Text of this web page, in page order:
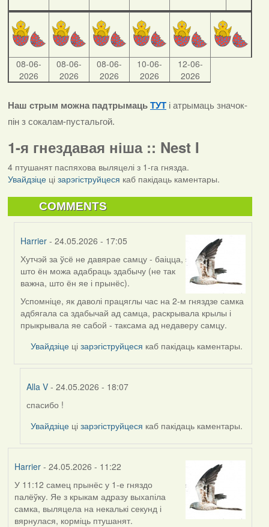
08-06-
2026
08-06-
2026
08-06-
2026
10-06-
2026
12-06-
2026
Наш стрым можна падтрымаць ТУТ і атрымаць значок-
пін з сокалам-пустальгой.
1-я гнездавая ніша :: Nest I
4 птушанят паспяхова выляцелі з 1-га гнязда.
Увайдзіцеці зарэгіструйцеся каб пакідаць каментары.
COMMENTS
Harrier - 24.05.2026 - 17:05
In
reply
to
by
Alla
V
Хутчэй за ўсё не давярае самцу - баіцца,
што ён можа адабраць здабычу (не так
важна, што ён яе і прынёс).
Успомніце, як даволі працяглы час на 2-м гняздзе самка
адбягала са здабычай ад самца, раскрывала крылы і
прыкрывала яе сабой - таксама ад недаверу самцу.
Увайдзіце цізарэгіструйцеся каб пакідаць каментары.
Alla V - 24.05.2026 - 18:07
In
reply
by
спасибо !
Увайдзіце цізарэгіструйцеся каб пакідаць каментары.
Harrier- 24.05.2026 - 11:22
У 11:12 самец прынёс у 1-е гняздо
палёўку. Яе з крыкам адразу выхапіла
самка, выляцела на некалькі секунд і
вярнулася, корміць птушанят.